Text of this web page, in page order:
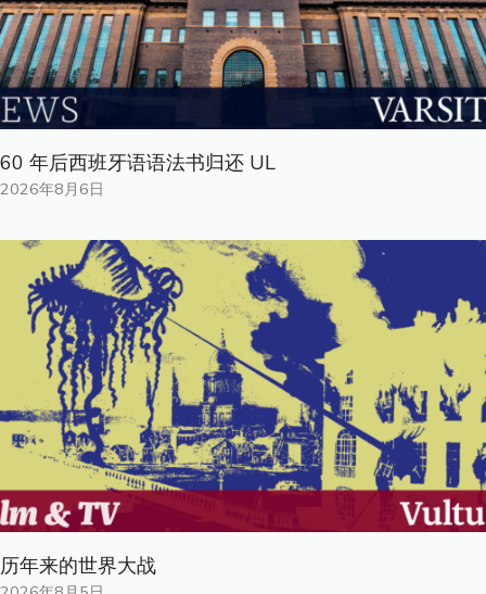
60 年后西班牙语语法书归还 UL
2026年8月6日
历年来的世界大战